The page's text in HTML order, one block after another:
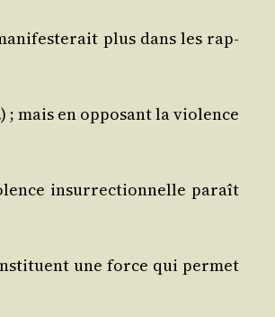
plus dans les rap­
mais en oppo­sant la vio­lence
insur­rec­tion­nelle paraît
une force qui per­met